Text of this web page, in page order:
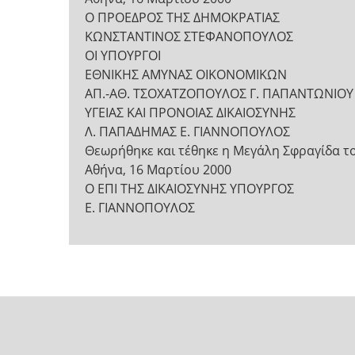
Ο ΠΡΟΕΔΡΟΣ ΤΗΣ ΔΗΜΟΚΡΑΤΙΑΣ
ΚΩΝΣΤΑΝΤΙΝΟΣ ΣΤΕΦΑΝΟΠΟΥΛΟΣ
ΟΙ ΥΠΟΥΡΓΟΙ
ΕΘΝΙΚΗΣ ΑΜΥΝΑΣ ΟΙΚΟΝΟΜΙΚΩΝ
ΑΠ.-ΑΘ. ΤΣΟΧΑΤΖΟΠΟΥΛΟΣ Γ. ΠΑΠΑΝΤΩΝΙΟΥ
ΥΓΕΙΑΣ ΚΑΙ ΠΡΟΝΟΙΑΣ ΔΙΚΑΙΟΣΥΝΗΣ
Λ. ΠΑΠΑΔΗΜΑΣ Ε. ΓΙΑΝΝΟΠΟΥΛΟΣ
Θεωρήθηκε και τέθηκε η Μεγάλη Σφραγίδα
Αθήνα, 16 Μαρτίου 2000
Ο ΕΠΙ ΤΗΣ ΔΙΚΑΙΟΣΥΝΗΣ ΥΠΟΥΡΓΟΣ
Ε. ΓΙΑΝΝΟΠΟΥΛΟΣ